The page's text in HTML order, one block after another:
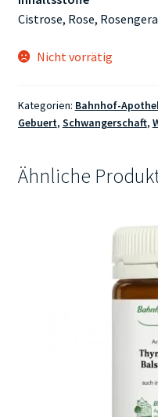
Cistrose, Rose,
Nicht vorrätig
Kategorien: Bahnhof-
Gebuert, Schwangerschaft,
Ähnliche